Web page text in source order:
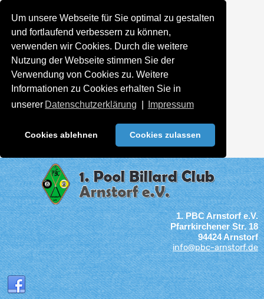
Um unsere Webseite für Sie optimal zu gestalten
und fortlaufend verbessern zu können,
verwenden wir Cookies. Durch die weitere
Nutzung der Webseite stimmen Sie der
Verwendung von Cookies zu. Weitere
Informationen zu Cookies erhalten Sie in
unserer Datenschutzerklärung Impressum
Cookies ablehnen Cookies zulassen
1. PBC Arnstorf e.V.
Pfarrkirchener Str. 18
94424 Arnstorf
info@pbc-arnstorf.de